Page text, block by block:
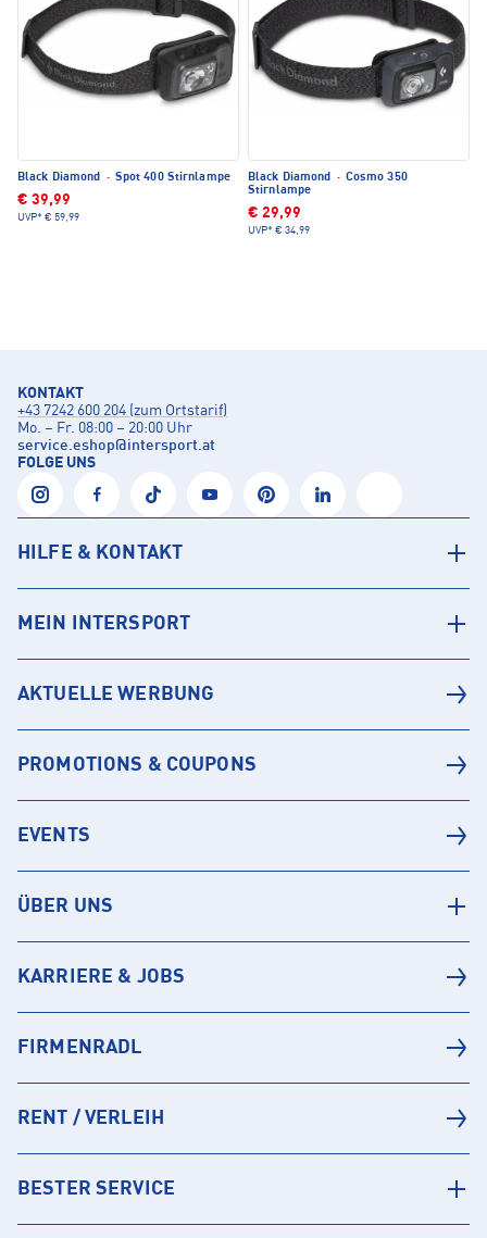
Black Diamond · Spot 400 Stirnlampe
€ 39,99
UVP* € 59,99
Black Diamond · Cosmo 350
Stirnlampe
€ 29,99
UVP* € 34,99
KONTAKT
+43 7242 600 204 (zum Ortstarif)
Mo. – Fr. 08:00 – 20:00 Uhr
service.eshop@intersport.at
FOLGE UNS
HILFE & KONTAKT
MEIN INTERSPORT
AKTUELLE WERBUNG
PROMOTIONS & COUPONS
EVENTS
ÜBER UNS
KARRIERE & JOBS
FIRMENRADL
RENT / VERLEIH
BESTER SERVICE